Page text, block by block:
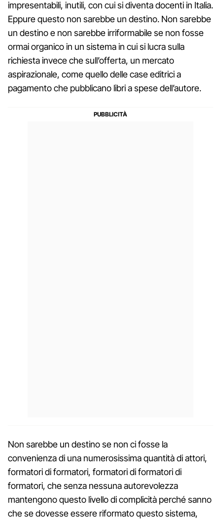
impresentabili, inutili, con cui si diventa docenti in Italia.
Eppure questo non sarebbe un destino. Non sarebbe
un destino e non sarebbe irriformabile se non fosse
ormai organico in un sistema in cui si lucra sulla
richiesta invece che sull’offerta, un mercato
aspirazionale, come quello delle case editrici a
pagamento che pubblicano libri a spese dell’autore.
Non sarebbe un destino se non ci fosse la
convenienza di una numerosissima quantità di attori,
formatori di formatori, formatori di formatori di
formatori, che senza nessuna autorevolezza
mantengono questo livello di complicità perché sanno
che se dovesse essere riformato questo sistema,